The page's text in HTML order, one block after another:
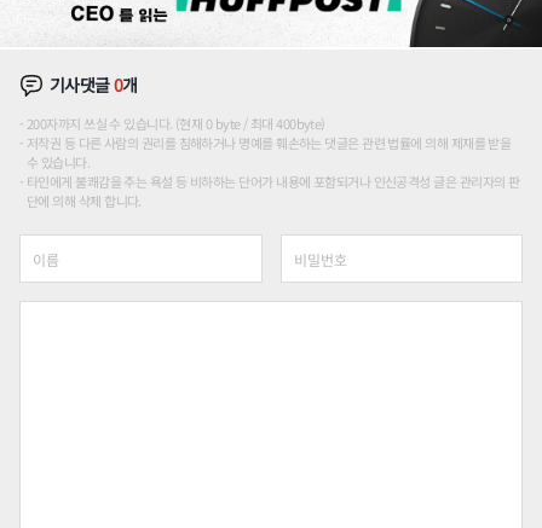
기사댓글0개
200자까지 쓰실 수 있습니다. (현재 0 byte / 최대 400byte)
저작권 등 다른 사람의 권리를 침해하거나 명예를 훼손하는 댓글은 관련 법률에 의해 제재를 받을
수 있습니다.
타인에게 불쾌감을 주는 욕설 등 비하하는 단어가 내용에 포함되거나 인신공격성 글은 관리자의 판
단에 의해 삭제 합니다.